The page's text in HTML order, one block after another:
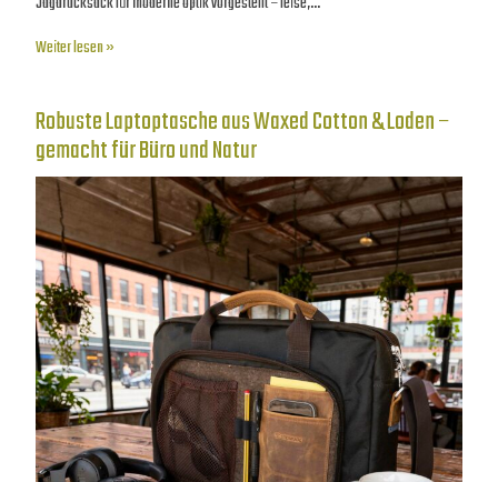
Weiter lesen »
Robuste Laptoptasche aus Waxed Cotton & Loden –
gemacht für Büro und Natur